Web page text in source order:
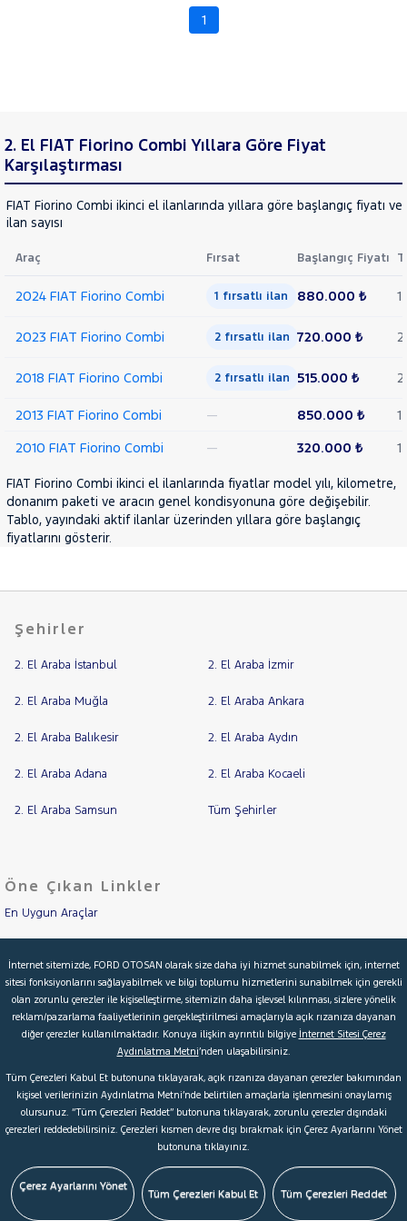
Iveco
Jaecoo
JEEP
LANCIA
MAN
MERCEDES-
BENZ
MINI
MITSUBISHI
OPEL
PEUGEOT
RENAULT
SEAT
SSANGYONG
TOYOTA
TRAKTÖR
1
2. El FIAT Fiorino Combi Yıllara Göre Fiyat
Karşılaştırması
FIAT Fiorino Combi ikinci el ilanlarında yıllara göre başlangıç fiyatı
ilan sayısı
Araç Fırsat Başlangıç Fiyatı
2024 FIAT Fiorino Combi 1 fırsatlı ilan 880.000 ₺ 1
2023 FIAT Fiorino Combi 2 fırsatlı ilan 720.000 ₺ 2
2018 FIAT Fiorino Combi 2 fırsatlı ilan 515.000 ₺ 2
2013 FIAT Fiorino Combi — 850.000 ₺
1
2010 FIAT Fiorino Combi
— 320.000 ₺ 1
FIAT Fiorino Combi ikinci el ilanlarında fiyatlar model yılı, kilometre,
donanım paketi ve aracın genel kondisyonuna göre değişebilir.
Tablo, yayındaki aktif ilanlar üzerinden yıllara göre başlangıç
fiyatlarını gösterir.
Şehirler
2. El Araba İstanbul 2. El Araba İzmir
2. El Araba Muğla 2. El Araba Ankara
2. El Araba Balıkesir 2. El Araba Aydın
2. El Araba Adana 2. El Araba Kocaeli
2. El Araba Samsun Tüm Şehirler
Öne Çıkan Linkler
En Uygun Araçlar
İkinci El Garanti
Kampanyalar
Kredi Hesaplama & Başvuru
© 2026 Ford Türkiye Ford Kurumsal Hakkımızda
Şartlar & Kişisel Verilerin Korunması S.S.S.
Çerez Tercihleri
İnternet sitemizde, FORD OTOSAN olarak size daha iyi hizmet sunabilmek için, internet
sitesi fonksiyonlarını sağlayabilmek ve bilgi toplumu hizmetlerini sunabilmek için gerekli
olan zorunlu çerezler ile kişiselleştirme, sitemizin daha işlevsel kılınması, sizlere yönelik
reklam/pazarlama faaliyetlerinin gerçekleştirilmesi amaçlarıyla açık rızanıza dayanan
diğer çerezler kullanılmaktadır. Konuya ilişkin ayrıntılı bilgiye İnternet Sitesi Çerez
Aydınlatma Metni’nden ulaşabilirsiniz.
Tüm Çerezleri Kabul Et butonuna tıklayarak, açık rızanıza dayanan çerezler bakımından
kişisel verilerinizin Aydınlatma Metni’nde belirtilen amaçlarla işlenmesini onaylamış
olursunuz. “Tüm Çerezleri Reddet” butonuna tıklayarak, zorunlu çerezler dışındaki
çerezleri reddedebilirsiniz. Çerezleri kısmen devre dışı bırakmak için Çerez Ayarlarını Yönet
butonuna tıklayınız.
Çerez Ayarlarını Yönet
Tüm Çerezleri Kabul Et Tüm Çerezleri Reddet